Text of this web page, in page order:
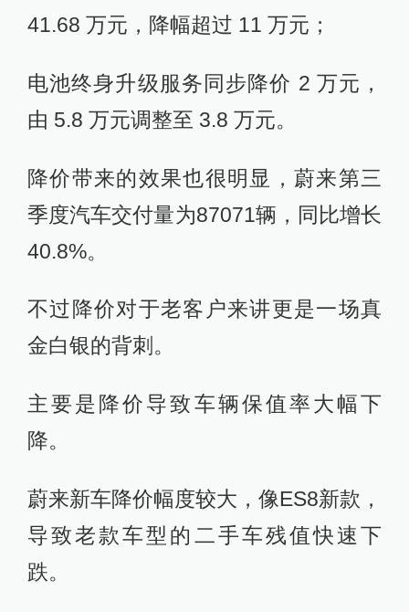
41.68 万元，降幅超过 11 万元；
电池终身升级服务同步降价 2 万元，
由 5.8 万元调整至 3.8 万元。
降价带来的效果也很明显，蔚来第三
季度汽车交付量为87071辆，同比增长
40.8%。
不过降价对于老客户来讲更是一场真
金白银的背刺。
主要是降价导致车辆保值率大幅下
降。
蔚来新车降价幅度较大，像ES8新款，
导致老款车型的二手车残值快速下
跌。